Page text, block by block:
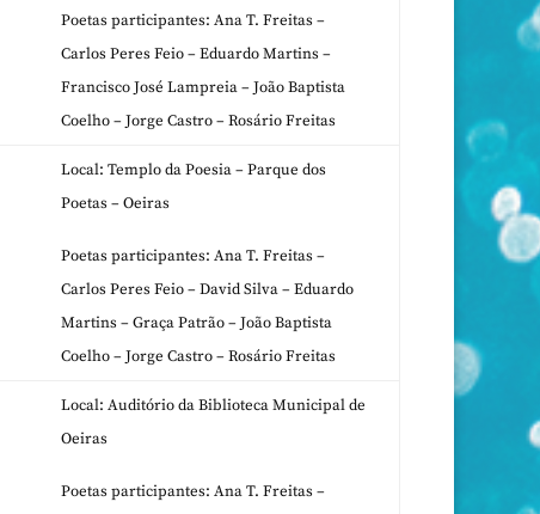
Poetas participantes: Ana T. Freitas –
Carlos Peres Feio – Eduardo Martins –
Francisco José Lampreia – João Baptista
Coelho – Jorge Castro – Rosário Freitas
Local: Templo da Poesia – Parque dos
Poetas – Oeiras
Poetas participantes: Ana T. Freitas –
Carlos Peres Feio – David Silva – Eduardo
Martins – Graça Patrão – João Baptista
Coelho – Jorge Castro – Rosário Freitas
Local: Auditório da Biblioteca Municipal de
Oeiras
Poetas participantes: Ana T. Freitas –